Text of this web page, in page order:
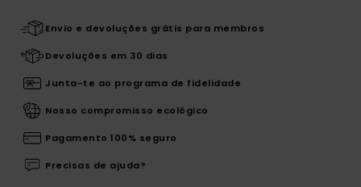
Envio e devoluções grátis para membros
Devoluções em 30 dias
Junta-te ao programa de fidelidade
Nosso compromisso ecológico
Pagamento 100% seguro
Precisas de ajuda?